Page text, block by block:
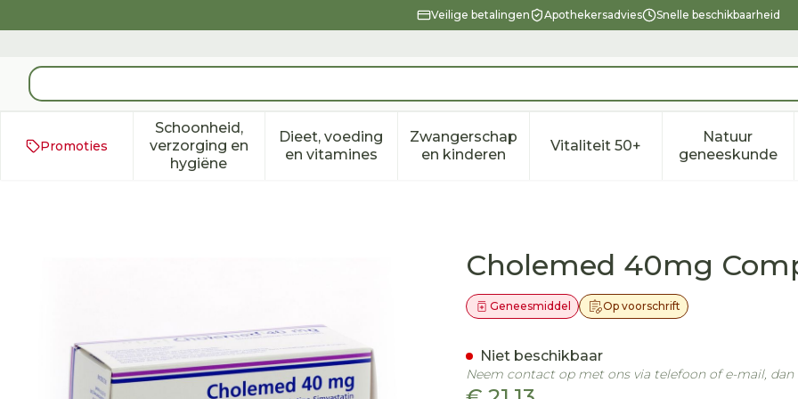
Veilige betalingen Apothekersadvies Snelle beschikbaarheid
Product, merk, categorie...
Promoties
Schoonheid,
verzorging en
hygiëne
Toon submenu voor Schoonheid, verzorging en hygiëne categorie
Dieet, voeding
en vitaminesToon submenu voor Dieet, voeding en vitamines categorie
Zwangerschap
en kinderenToon submenu voor Zwangerschap en
Vitaliteit 50+Toon submenu voor
Natuur
geneeskunde
Toon
Cholemed 40mg Comp Enrob 98 X 40mg
Cholemed 40mg
Op voorschrift
Geneesmiddel
Niet beschikbaar
Neem contact op met ons via telefoon of e-mail,